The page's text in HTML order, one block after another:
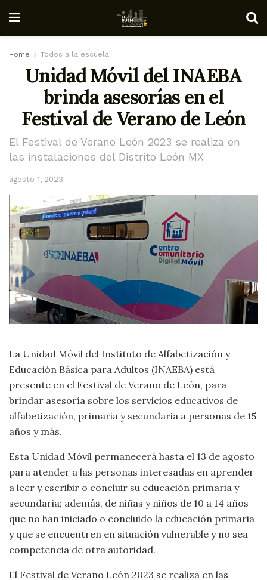
Home Todos a la escuela
Unidad Móvil del INAEBA
brinda asesorías en el
Festival de Verano de León
El Festival de Verano León 2023 se realiza en
las instalaciones del Distrito León MX
agosto 1, 2023
La Unidad Móvil del Instituto de Alfabetización y
Educación Básica para Adultos (INAEBA) está
presente en el Festival de Verano de León, para
brindar asesoría sobre los servicios educativos de
alfabetización, primaria y secundaria a personas de 15
años y más.
Esta Unidad Móvil permanecerá hasta el 13 de agosto
para atender a las personas interesadas en aprender
a leer y escribir o concluir su educación primaria y
secundaria; además, de niñas y niños de 10 a 14 años
que no han iniciado o concluido la educación primaria
y que se encuentren en situación vulnerable y no sea
competencia de otra autoridad.
El Festival de Verano León 2023 se realiza en las